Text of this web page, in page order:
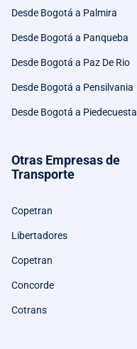
Desde Bogotá a Palmira
Desde Bogotá a Panqueba
Desde Bogotá a Paz De Rio
Desde Bogotá a Pensilvania
Desde Bogotá a Piedecuesta
Otras Empresas de
Transporte
Copetran
Libertadores
Copetran
Concorde
Cotrans